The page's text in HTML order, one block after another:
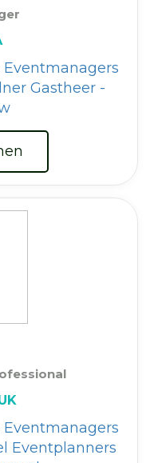
Eventmanagers
Gastheer -
Eventmanagers
Eventplanners